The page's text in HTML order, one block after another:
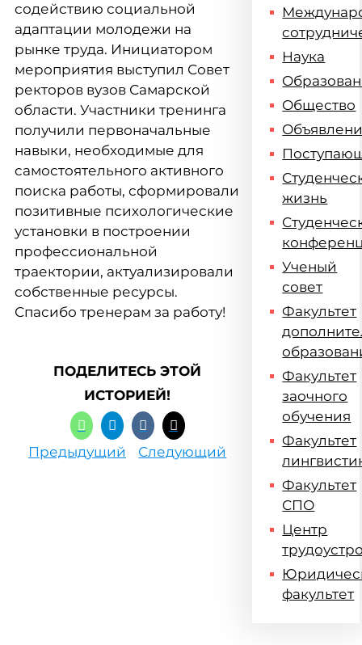
содействию социальной
адаптации молодежи на
рынке труда. Инициатором
мероприятия выступил Совет
ректоров вузов Самарской
области. Участники тренинга
получили первоначальные
навыки, необходимые для
самостоятельного активного
поиска работы, сформировали
позитивные психологические
установки в построении
профессиональной
траектории, актуализировали
собственные ресурсы.
Спасибо тренерам за работу!
ПОДЕЛИТЕСЬ ЭТОЙ
ИСТОРИЕЙ!
Предыдущий Следующий
Наука
Общество
жизнь
Ученый
совет
Факультет
Факультет
заочного
обучения
Факультет
Факультет
СПО
Центр
факультет